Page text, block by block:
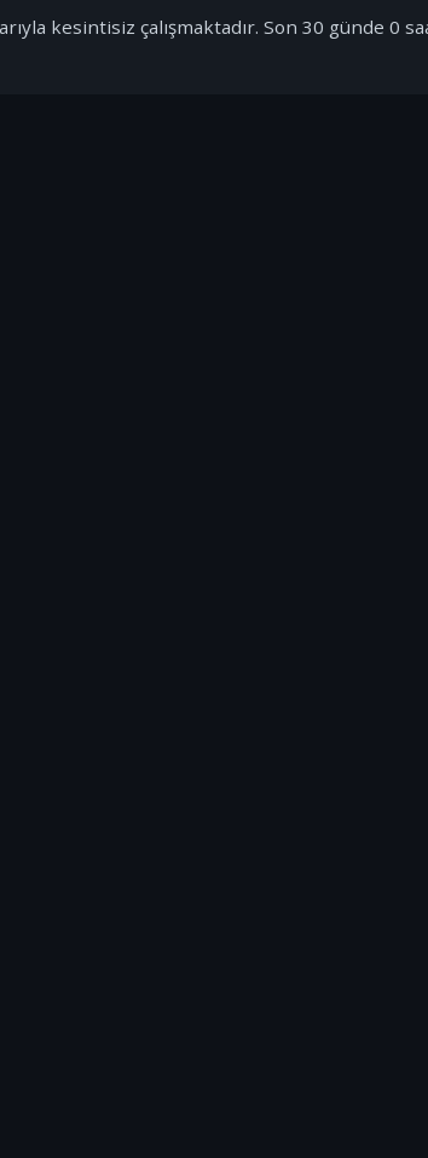
kesintisiz çalışmaktadır. Son 30 günde 0